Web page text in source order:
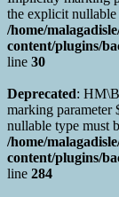
the explicit nullable
/home/
content/plugins/
line 30
Deprecated:
marking parameter
nullable type must
/home/
content/plugins/
line 284